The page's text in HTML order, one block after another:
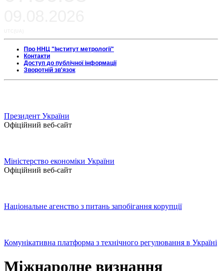
Про ННЦ "Інститут метрології"
Контакти
Доступ до публічної інформації
Зворотній зв'язок
Президент України
Офіційний веб-сайт
Міністерство економіки України
Офіційний веб-сайт
Національне агенство з питань запобігання корупції
Комунікативна платформа з технічного регулювання в Україні
Міжнародне визнання